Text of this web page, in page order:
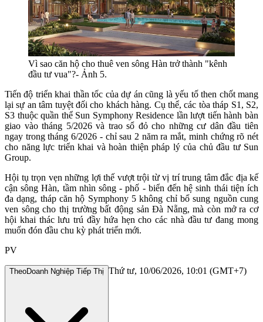
Vì sao căn hộ cho thuê ven sông Hàn trở thành "kênh
đầu tư vua"?- Ảnh 5.
Tiến độ triển khai thần tốc của dự án cũng là yếu tố then chốt mang
lại sự an tâm tuyệt đối cho khách hàng. Cụ thể, các tòa tháp S1, S2,
S3 thuộc quần thể Sun Symphony Residence lần lượt tiến hành bàn
giao vào tháng 5/2026 và trao sổ đỏ cho những cư dân đầu tiên
ngay trong tháng 6/2026 - chỉ sau 2 năm ra mắt, minh chứng rõ nét
cho năng lực triển khai và hoàn thiện pháp lý của chủ đầu tư Sun
Group.
Hội tụ trọn vẹn những lợi thế vượt trội từ vị trí trung tâm đắc địa kế
cận sông Hàn, tầm nhìn sông - phố - biển đến hệ sinh thái tiện ích
đa dạng, tháp căn hộ Symphony 5 không chỉ bổ sung nguồn cung
ven sông cho thị trường bất động sản Đà Nẵng, mà còn mở ra cơ
hội khai thác lưu trú đầy hứa hẹn cho các nhà đầu tư đang mong
muốn đón đầu chu kỳ phát triển mới.
PV
TheoDoanh Nghiệp Tiếp Thị Thứ tư, 10/06/2026, 10:01 (GMT+7)